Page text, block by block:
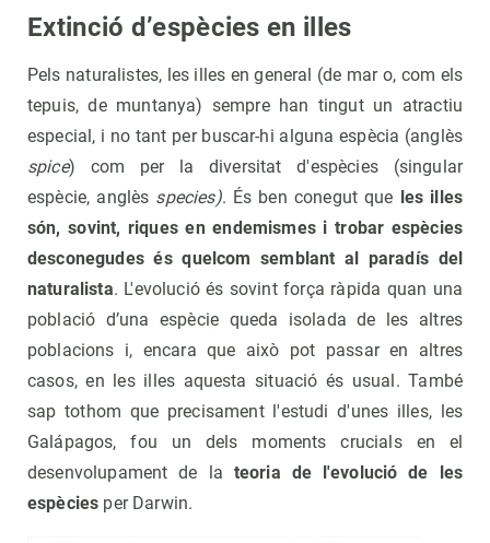
Extinció d’espècies en illes
Pels naturalistes, les illes en general (de mar o, com els
tepuis, de muntanya) sempre han tingut un atractiu
especial, i no tant per buscar-hi alguna espècia (anglès
spice) com per la diversitat d'espècies (singular
espècie, anglès species). És ben conegut que les illes
són, sovint, riques en endemismes i trobar espècies
desconegudes és quelcom semblant al paradís del
naturalista. L'evolució és sovint força ràpida quan una
població d’una espècie queda isolada de les altres
poblacions i, encara que això pot passar en altres
casos, en les illes aquesta situació és usual. També
sap tothom que precisament l'estudi d'unes illes, les
Galápagos, fou un dels moments crucials en el
desenvolupament de la teoria de l'evolució de les
espècies per Darwin.